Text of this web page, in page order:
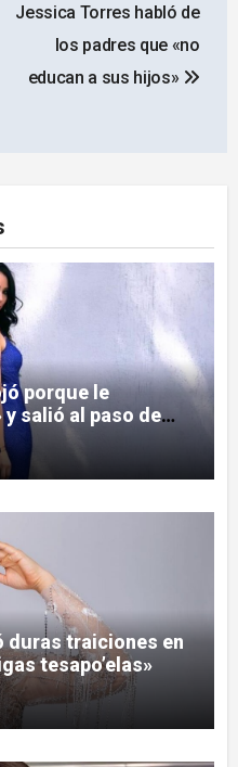
Jessica Torres habló de
los padres que «no
educan a sus hijos»
porque le
salió al paso de
duras traiciones en
tesapo’elas»